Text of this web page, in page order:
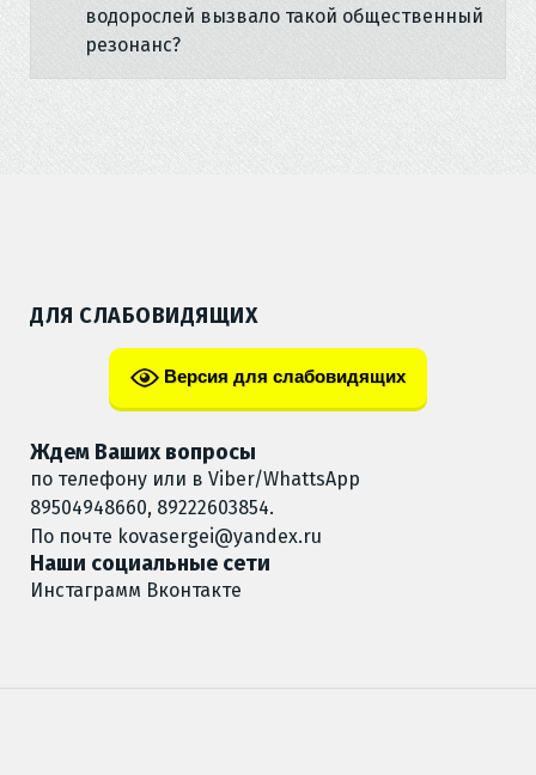
водорослей вызвало такой общественный
резонанс?
ДЛЯ СЛАБОВИДЯЩИХ
Версия для слабовидящих
Ждем Ваших вопросы
по телефону или в Viber/WhattsApp
89504948660, 89222603854.
По почте kovasergei@yandex.ru
Наши социальные сети
Инстаграмм Вконтакте